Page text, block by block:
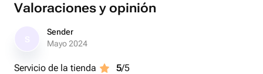
Valoraciones y opinión
Sender
Mayo 2024
Servicio de la tienda 5/5